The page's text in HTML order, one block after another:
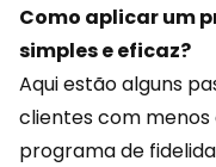
Como aplicar um
simples e eficaz?
Aqui estão alguns
clientes com menos
programa de